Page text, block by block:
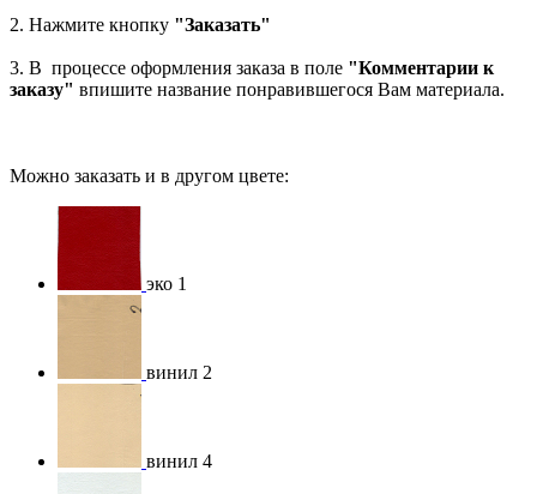
2. Нажмите кнопку "Заказать"
3. В процессе оформления заказа в поле "Комментарии к
заказу" впишите название понравившегося Вам материала.
Можно заказать и в другом цвете:
эко 1
винил 2
винил 4